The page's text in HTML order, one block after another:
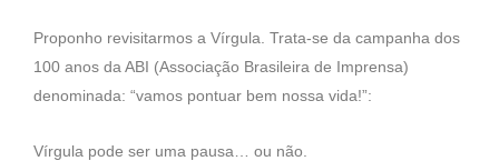
Proponho revisitarmos a Vírgula. Trata-se da campanha dos
100 anos da ABI (Associação Brasileira de Imprensa)
denominada: “vamos pontuar bem nossa vida!”:
Vírgula pode ser uma pausa… ou não.